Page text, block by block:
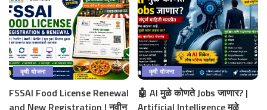
कृषी योजना
FSSAI Food License Renewal
and New Registration | नवीन
कृषी योजना
🤖 AI मुळे कोणते Jobs जाणार? |
Artificial Intelligence मुळे